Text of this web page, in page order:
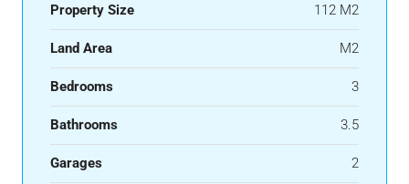
Property Size 112 M2
Land Area M2
Bedrooms 3
Bathrooms 3.5
Garages 2